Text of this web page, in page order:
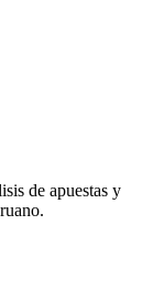
de apuestas y